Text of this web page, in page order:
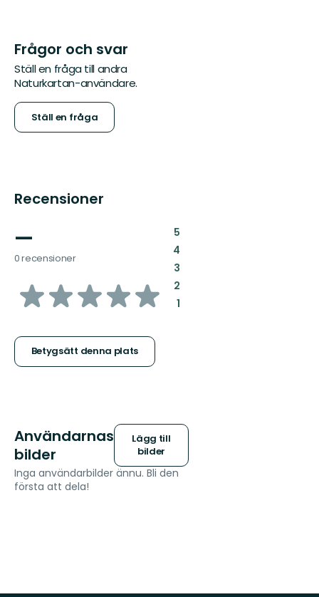
Frågor och svar
Ställ en fråga till andra
Naturkartan-användare.
Ställ en fråga
Recensioner
—
0 recensioner
av
stjärnor
Betygsätt denna plats
5:
4:
3:
2:
1:
Användarnas
bilder
Lägg till
bilder
Inga användarbilder ännu. Bli den
första att dela!